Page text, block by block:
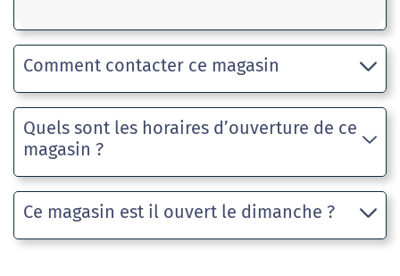
Comment contacter ce magasin
Quels sont les horaires d’ouverture de ce
magasin ?
Ce magasin est il ouvert le dimanche ?